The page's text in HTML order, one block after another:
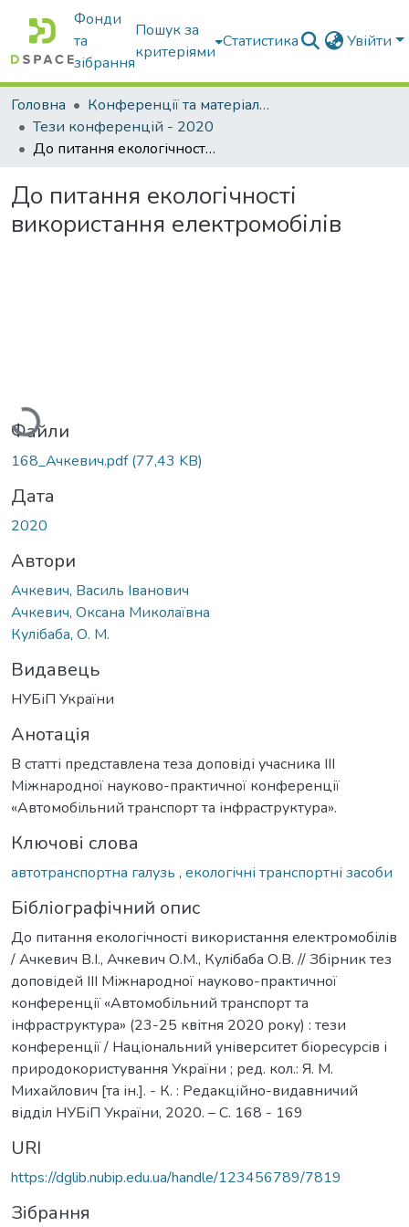
Фонди
та
зібрання
Пошук за
критеріями
Статистика Увійти
Головна
Конференції та матеріали конференцій
Тези конференцій - 2020
До питання екологічності використання електромобілів
До питання екологічності
використання електромобілів
Файли
168_Ачкевич.pdf(77,43 KB)
Дата
2020
Автори
Ачкевич, Василь Іванович
Ачкевич, Оксана Миколаївна
Кулібаба, О. М.
Видавець
НУБіП України
Анотація
В статті представлена теза доповіді учасника ІІІ
Міжнародної науково-практичної конференції
«Автомобільний транспорт та інфраструктура».
Ключові слова
автотранспортна галузь , екологічні транспортні засоби
Бібліографічний опис
До питання екологічності використання електромобілів
/ Ачкевич B.І., Ачкевич О.М., Кулібаба О.В. // Збірник тез
доповідей ІІІ Міжнародної науково-практичної
конференції «Автомобільний транспорт та
інфраструктура» (23-25 квітня 2020 року) : тези
конференції / Національний університет біоресурсів і
природокористування України ; ред. кол.: Я. М.
Михайлович [та ін.]. - К. : Редакційно-видавничий
відділ НУБіП України, 2020. – С. 168 - 169
URI
https://dglib.nubip.edu.ua/handle/123456789/7819
Зібрання